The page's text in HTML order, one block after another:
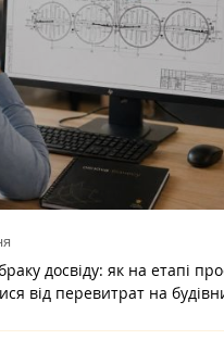
досвіду: як на етапі
від перевитрат на